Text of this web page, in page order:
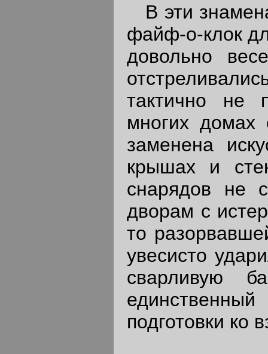
В эти
файф-о-клок
довольно
тактично не
многих домах
заменена
крышах и
снарядов не
дворам с
то
увесисто
сварливую
подготовки ко